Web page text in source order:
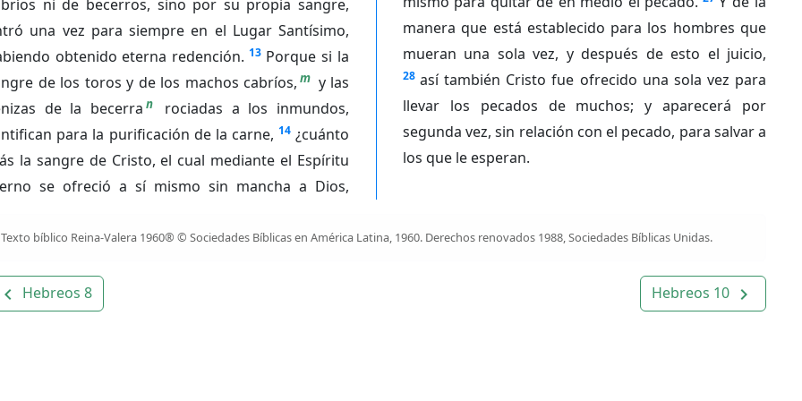
ni de becerros, sino por su propia sangre,
una vez para siempre en el Lugar Santísimo,
obtenido eterna redención. 13 Porque si la
de los toros y de los machos cabríos, m y las
de la becerra n
rociadas a los inmundos,
para la purificación de la carne, 14 ¿cuánto
la sangre de Cristo, el cual mediante el Espíritu
se ofreció a sí mismo sin mancha a Dios,
manera que está establecido para los hombres que
mueran una sola vez, y después de esto el juicio,
28 así también Cristo fue ofrecido una sola vez para
llevar los pecados de muchos; y aparecerá por
segunda vez, sin relación con el pecado, para salvar a
los que le esperan.
Texto bíblico Reina-Valera 1960® © Sociedades Bíblicas en América Latina, 1960. Derechos renovados 1988, Sociedades Bíblicas Unidas.
navigate_before Hebreos 8 Hebreos 10 navigate_next